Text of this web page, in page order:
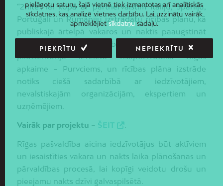
“2nite”, lai kopā ar partnervalstīm Itāliju, Spāniju,
Portugāli un Rumāniju izstrādātu rīcības plānu, kā
publiskajā ārtelpā vakaros un naktīs paaugstināt
vietējo iedzīvotāju drošības sajūtu. Par projekta
pilotteritoriju izvēlēta visapdzīvotākā Rīgas
apkaime – Purvciems, un rīcības plāna izstrāde
notiks ciešā sadarbībā ar iedzīvotājiem,
nevalstiskajām organizācijām, ekspertiem un
uzņēmējiem.
Vairāk par projektu – ŠEIT .
Rīgas pašvaldība aicina iedzīvotājus būt aktīviem
un iesaistīties vakara un nakts laika plānošanas un
pārvaldības procesā, lai kopīgi veidotu drošu un
pieejamu nakts dzīvi galvaspilsētā.
pielāgotu saturu, šajā vietnē tiek izmantotas arī analītiskās
sīkdatnes, kas analizē vietnes darbību. Lai uzzinātu vairāk
apmeklējietsīkdatņusadaļu.
PIEKRĪTU NEPIEKRĪTU